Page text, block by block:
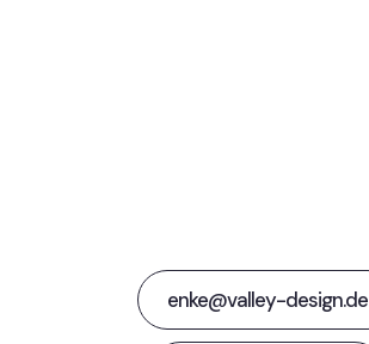
enke@valley-design.de